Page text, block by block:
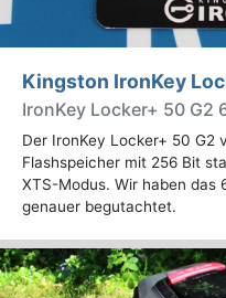
Kingston IronKey
IronKey Locker+ 50 G2
Der IronKey Locker+ 50 G2
Flashspeicher mit 256 Bit
XTS-Modus. Wir haben das
genauer begutachtet.